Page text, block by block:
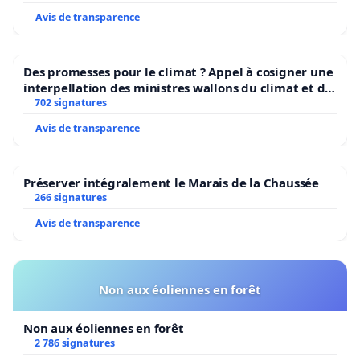
Avis de transparence
Des promesses pour le climat ? Appel à cosigner une
interpellation des ministres wallons du climat et de
l’environnement.
702 signatures
Avis de transparence
Préserver intégralement le Marais de la Chaussée
266 signatures
Avis de transparence
Non aux éoliennes en forêt
Non aux éoliennes en forêt
2 786 signatures